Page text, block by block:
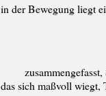
in der Bewegung liegt
zusammengefasst,
das sich maßvoll wiegt,